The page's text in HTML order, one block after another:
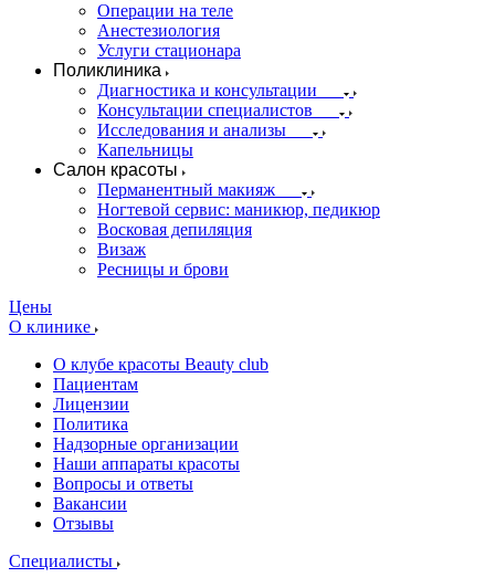
Операции на теле
Анестезиология
Услуги стационара
Поликлиника
Диагностика и консультации
Консультации специалистов
Исследования и анализы
Капельницы
Салон красоты
Перманентный макияж
Ногтевой сервис: маникюр, педикюр
Восковая депиляция
Визаж
Ресницы и брови
Цены
О клинике
О клубе красоты Beauty club
Пациентам
Лицензии
Политика
Надзорные организации
Наши аппараты красоты
Вопросы и ответы
Вакансии
Отзывы
Специалисты